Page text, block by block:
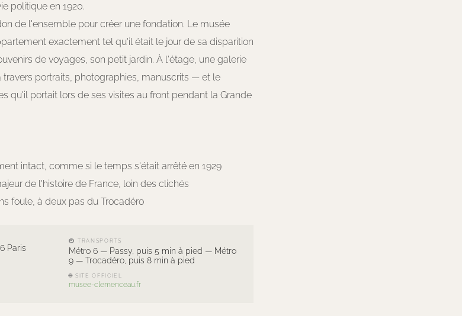
politique en 1920.
de l'ensemble pour créer une fondation. Le musée
exactement tel qu'il était le jour de sa disparition
de voyages, son petit jardin. À l'étage, une galerie
portraits, photographies, manuscrits — et le
qu'il portait lors de ses visites au front pendant la Grande
intact, comme si le temps s'était arrêté en 1929
de l'histoire de France, loin des clichés
foule, à deux pas du Trocadéro
Paris
🚇 TRANSPORTS
Métro 6 — Passy, puis 5 min à pied — Métro
9 — Trocadéro, puis 8 min à pied
🌐 SITE OFFICIEL
musee-clemenceau.fr